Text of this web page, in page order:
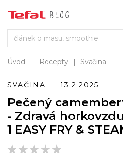
Úvod Recepty Svačina
SVAČINA 13.2.2025
Pečený
- Zdravá
1 EASY FRY &